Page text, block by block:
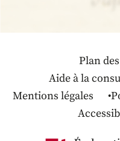
Plan
Aide à la
Mentions légales